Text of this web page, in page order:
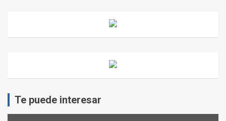
Te puede interesar